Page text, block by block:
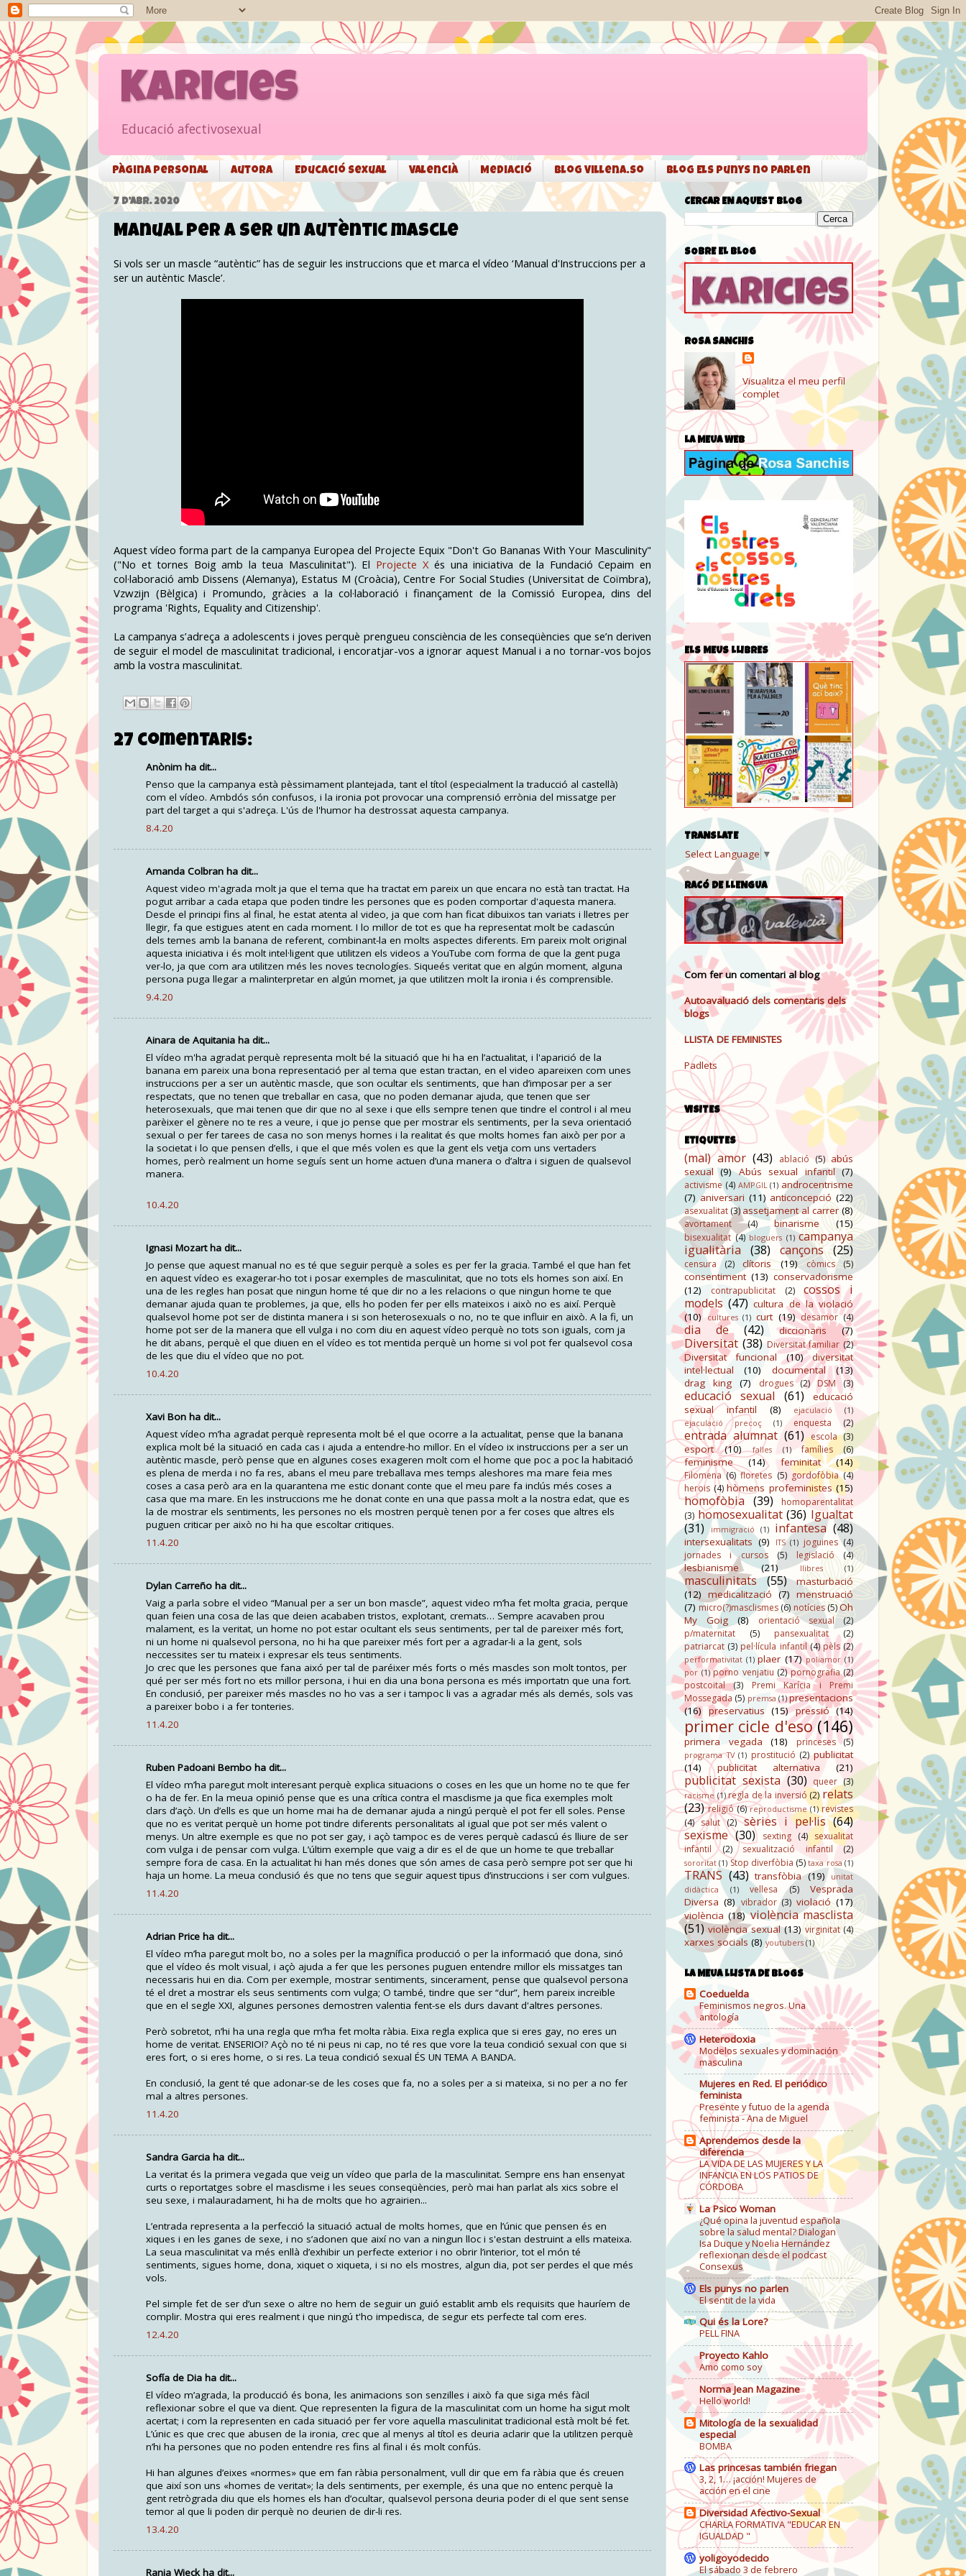
Karicies
Educació afectivosexual
Pàgina personal Autora Educació sexual Valencià Mediació Blog Villena.so Blog Els punys no parlen
7 D’ABR. 2020
Manual per a ser un autèntic mascle
Si vols ser un mascle “autèntic” has de seguir les instruccions que et marca el vídeo ‘Manual d'Instruccions per a
ser un autèntic Mascle’.
Aquest vídeo forma part de la campanya Europea del Projecte Equix "Don't Go Bananas With Your Masculinity"
("No et tornes Boig amb la teua Masculinitat"). El Projecte Xés una iniciativa de la Fundació Cepaim en
col·laboració amb Dissens (Alemanya), Estatus M (Croàcia), Centre For Social Studies (Universitat de Coïmbra),
Vzwzijn (Bèlgica) i Promundo, gràcies a la col·laboració i finançament de la Comissió Europea, dins del
programa 'Rights, Equality and Citizenship'.
La campanya s’adreça a adolescents i joves perquè prengueu consciència de les conseqüències que se’n deriven
de seguir el model de masculinitat tradicional, i encoratjar-vos a ignorar aquest Manual i a no tornar-vos bojos
amb la vostra masculinitat.
27 comentaris:
Anònim ha dit...
Penso que la campanya està pèssimament plantejada, tant el títol (especialment la traducció al castellà)
com el vídeo. Ambdós són confusos, i la ironia pot provocar una comprensió errònia del missatge per
part del target a qui s'adreça. L'ús de l'humor ha destrossat aquesta campanya.
8.4.20
Amanda Colbran ha dit...
Aquest video m'agrada molt ja que el tema que ha tractat em pareix un que encara no està tan tractat. Ha
pogut arribar a cada etapa que poden tindre les persones que es poden comportar d'aquesta manera.
Desde el principi fins al final, he estat atenta al video, ja que com han ficat dibuixos tan variats i lletres per
llegir, fa que estigues atent en cada moment. I lo millor de tot es que ha representat molt be cadascún
dels temes amb la banana de referent, combinant-la en molts aspectes diferents. Em pareix molt original
aquesta iniciativa i és molt intel·ligent que utilitzen els videos a YouTube com forma de que la gent puga
ver-lo, ja que com ara utilitzen més les noves tecnologíes. Siqueés veritat que en algún moment, alguna
persona puga llegar a malinterpretar en algún momet, ja que utilitzen molt la ironia i és comprensible.
9.4.20
Ainara de Aquitania ha dit...
El vídeo m'ha agradat perquè representa molt bé la situació que hi ha en l’actualitat, i l'aparició de la
banana em pareix una bona representació per al tema que estan tractan, en el video apareixen com unes
instruccions per a ser un autèntic mascle, que son ocultar els sentiments, que han d’imposar per a ser
respectats, que no tenen que treballar en casa, que no poden demanar ajuda, que tenen que ser
heterosexuals, que mai tenen que dir que no al sexe i que ells sempre tenen que tindre el control i al meu
parèixer el gènere no te res a veure, i que jo pense que per mostrar els sentiments, per la seva orientació
sexual o per fer tarees de casa no son menys homes i la realitat és que molts homes fan això per por a
la societat i lo que pensen d’ells, i que el que més volen es que la gent els vetja com uns vertaders
homes, però realment un home seguís sent un home actuen d’una manera o d’altra i siguen de qualsevol
manera.
10.4.20
Ignasi Mozart ha dit...
Jo pense que aquest manual no es té que seguir perquè a soles es per fer la gracia. També el que han fet
en aquest vídeo es exagerar-ho tot i posar exemples de masculinitat, que no tots els homes son així. En
una de les regles han posat que ningun home té que dir no a les relacions o que ningun home te que
demanar ajuda quan te problemes, ja que, ells ho poden fer per ells mateixos i això no es així. Perquè
qualsevol home pot ser de distinta manera i si son heterosexuals o no, no te que influir en això. A la fi, un
home pot ser de la manera que ell vulga i no com diu en aquest vídeo perquè no tots son iguals, com ja
he dit abans, perquè el que diuen en el vídeo es tot mentida perquè un home si vol pot fer qualsevol cosa
de les que diu el vídeo que no pot.
10.4.20
Xavi Bon ha dit...
Aquest vídeo m’ha agradat perquè representa molt bé el que ocorre a la actualitat, pense que la banana
explica molt bé la situació en cada cas i ajuda a entendre-ho millor. En el vídeo ix instruccions per a ser un
autèntic mascle, però pense que en algunes coses exageren molt com el home que poc a poc la habitació
es plena de merda i no fa res, abans el meu pare treballava mes temps aleshores ma mare feia mes
coses a casa però ara en la quarantena me estic donant conte que el meu pare fa inclús més coses a
casa que ma mare. En les instruccions me he donat conte en una que passa molt a la nostra edat, que es
la de mostrar els sentiments, les persones no els mostren perquè tenen por a fer coses que altres els
puguen criticar per això no hi ha que escoltar critiques.
11.4.20
Dylan Carreño ha dit...
Vaig a parla sobre el video “Manual per a ser un bon mascle”, aquest video m’ha fet molta gracia, perque
quan feien una cosa de las que deien acababen tristos, explotant, cremats… Sempre acavaben prou
malament, es la veritat, un home no pot estar ocultant els seus sentiments, per tal de pareixer més fort,
ni un home ni qualsevol persona, no hi ha que pareixer més fort per a agradar-li a la gent, sols
neccessites ser tu mateix i expresar els teus sentiments.
Jo crec que les persones que fana aixó per tal de paréixer més forts o més mascles son molt tontos, per
qué per ser més fort no ets millor persona, i hui en dia una bona persona es més importatn que una fort.
En conclusió, per pareixer més mascles no ho vas a ser i tampoc li vas a agradar més als demés, sols vas
a pareixer bobo i a fer tonteries.
11.4.20
Ruben Padoani Bembo ha dit...
El vídeo m’ha paregut molt interesant perquè explica situacions o coses en les que un home no te que fer
o ha de fer. En la meua opinió pense que es una crítica contra el masclisme ja que fica exemples molt
clars d’açò. Un d’ells es que un home mai ha de demanar ajuda a ningú perquè el pot fer ell soles. Pense
que no es veritat perquè un home pot tindre diferents personalitats al igual que pot ser més valent o
menys. Un altre exemple es que no pot ser gay, i açò tampoc es de veres perquè cadascú és lliure de ser
com vulga i de pensar com vulga. L’últim exemple que vaig a dir es el de que un home te que treballar
sempre fora de casa. En la actualitat hi han més dones que són ames de casa però sempre pot ser que hi
haja un home. La meua conclusió és que no tens que seguir aquest tipus d’instruccions i ser com vulgues.
11.4.20
Adrian Price ha dit...
El vídeo m’ha paregut molt bo, no a soles per la magnífica producció o per la informació que dona, sinó
que el vídeo és molt visual, i açò ajuda a fer que les persones puguen entendre millor els missatges tan
necessaris hui en dia. Com per exemple, mostrar sentiments, sincerament, pense que qualsevol persona
té el dret a mostrar els seus sentiments com vulga; O també, tindre que ser “dur”, hem pareix increïble
que en el segle XXI, algunes persones demostren valentia fent-se els durs davant d'altres persones.
Però sobretot, n’hi ha una regla que m’ha fet molta ràbia. Eixa regla explica que si eres gay, no eres un
home de veritat. ENSERIO!? Açò no té ni peus ni cap, no té res que vore la teua condició sexual con que si
eres fort, o si eres home, o si res. La teua condició sexual ÉS UN TEMA A BANDA.
En conclusió, la gent té que adonar-se de les coses que fa, no a soles per a si mateixa, si no per a no fer
mal a altres persones.
11.4.20
Sandra Garcia ha dit...
La veritat és la primera vegada que veig un vídeo que parla de la masculinitat. Sempre ens han ensenyat
curts o reportatges sobre el masclisme i les seues conseqüències, però mai han parlat als xics sobre el
seu sexe, i malauradament, hi ha de molts que ho agrairien...
L’entrada representa a la perfecció la situació actual de molts homes, que en l’únic que pensen és en
xiques i en les ganes de sexe, i no s’adonen que així no van a ningun lloc i s'estan destruint a ells mateixa.
La seua masculinitat va més enllà d’exhibir un perfecte exterior i no obrir l’interior, tot el món té
sentiments, sigues home, dona, xiquet o xiqueta, i si no els mostres, algun dia, pot ser perdes el que més
vols.
Pel simple fet de ser d’un sexe o altre no hem de seguir un guió establit amb els requisits que hauríem de
complir. Mostra qui eres realment i que ningú t'ho impedisca, de segur ets perfecte tal com eres.
12.4.20
Sofía de Dia ha dit...
El vídeo m’agrada, la producció és bona, les animacions son senzilles i això fa que siga més fàcil
reflexionar sobre el que va dient. Que representen la figura de la masculinitat com un home ha sigut molt
acertat; i com la representen en cada situació per fer vore aquella masculinitat tradicional està molt bé fet.
L’únic es que crec que abusen de la ironia, crec que al menys al títol es deuria aclarir que la utilitzen perquè
n’hi ha persones que no poden entendre res fins al final i és molt confús.
Hi han algunes d’eixes «normes» que em fan ràbia personalment, vull dir que em fa ràbia que és creuen
que així son uns «homes de veritat»; la dels sentiments, per exemple, és una que no entenc perquè la
gent retrògrada diu que els homes els han d’ocultar, qualsevol persona deuria poder di el que sent sense
temor al que li poden dir perquè no deurien de dir-li res.
13.4.20
Rania Wieck ha dit...
CERCAR EN AQUEST BLOG
SOBRE EL BLOG
ROSA SANCHIS
Visualitza el meu perfil
complet
LA MEUA WEB
ELS MEUS LLIBRES
TRANSLATE
Select Language ▼
RACÓ DE LLENGUA
Com fer un comentari al blog
Autoavaluació dels comentaris dels
blogs
LLISTA DE FEMINISTES
Padlets
VISITES
ETIQUETES
(mal) amor (43) ablació (5) abús
sexual (9) Abús sexual infantil (7)
activisme (4) AMPGIL (1) androcentrisme
(7) aniversari (11) anticoncepció (22)
asexualitat (3)assetjament al carrer (8)
avortament (4) binarisme (15)
bisexualitat (4) bloguers (1) campanya
igualitària
(38) cançons (25)
censura (2) clítoris (19) còmics (5)
consentiment (13) conservadorisme
(12)
contrapublicitat (2)
cossos i
models (47) cultura de la violació
(10) cultures (1) curt (19) desamor (4)
dia de (42) diccionaris (7)
Diversitat (38) Diversitat familiar (2)
Diversitat funcional (10)
diversitat
intel·lectual
(10) documental
(13)
drag king
(7) drogues (2) DSM (3)
educació sexual (61)
educació
sexual infantil
(8) ejaculació
(1)
ejaculació precoç
(1) enquesta (2)
entrada alumnat (61) escola (3)
esport (10) falles (1) famílies (6)
feminisme (14) feminitat (14)
Filomena (6) floretes (5) gordofòbia (4)
herois (4) hòmens profeministes (15)
homofòbia (39)
homoparentalitat
(3) homosexualitat (36) Igualtat
(31)
immigració (1) infantesa (48)
intersexualitats (9) ITS (1) joguines (4)
jornades i cursos
(5) legislació (4)
lesbianisme (21) llibres (1)
masculinitats (55)
masturbació
(12) medicalització (7) menstruació
(7) micro(?)masclismes (6) notícies(5)Oh
My Goig
(8) orientació sexual
(2)
p/maternitat
(5) pansexualitat
(2)
patriarcat (3) pel·lícula infantil (4) pèls (2)
performativitat (1) plaer (17) poliamor (1)
por (1) porno venjatiu (2) pornografia (2)
postcoital
(3)
Premi Karícia i Premi
Mossegada (5) premsa (1) presentacions
(16) preservatius (15) pressió (14)
primer cicle d'eso (146)
primera vegada (18) princeses (5)
programa TV (1) prostitució (2) publicitat
(14)
publicitat alternativa (21)
publicitat sexista (30) queer (3)
racisme (1) regla de la inversió (2) relats
(23) religió (6) reproductisme (1) revistes
(4) salut (2) sèries i pel·lis (64)
sexisme (30) sexting (4) sexualitat
infantil
(2) sexualització infantil (2)
sororitat (1) Stop diverfòbia (5) taxa rosa (1)
TRANS (43) transfòbia (19)
unitat
didàctica
(1) vellesa (5)
Vesprada
Diversa (8) vibrador (3) violació (17)
violència (18) violència masclista
(51) violència sexual (13) virginitat (4)
xarxes socials (8) youtubers (1)
LA MEUA LLISTA DE BLOGS
Coeduelda
Feminismos negros. Una
antología
Heterodoxia
Modelos sexuales y dominación
masculina
Mujeres en Red. El periódico
feminista
Presente y futuo de la agenda
feminista - Ana de Miguel
Aprendemos desde la
diferencia
LA VIDA DE LAS MUJERES Y LA
INFANCIA EN LOS PATIOS DE
CÓRDOBA
La Psico Woman
¿Qué opina la juventud española
sobre la salud mental? Dialogan
Isa Duque y Noelia Hernández
reflexionan desde el podcast
Consexus
Els punys no parlen
El sentit de la vida
Qui és la Lore?
PELL FINA
Proyecto Kahlo
Amo como soy
Norma Jean Magazine
Hello world!
Mitología de la sexualidad
especial
BOMBA
Las princesas también friegan
3, 2, 1… ¡acción! Mujeres de
acción en el cine
Diversidad Afectivo-Sexual
CHARLA FORMATIVA "EDUCAR EN
IGUALDAD "
yoligoyodecido
El sábado 3 de febrero